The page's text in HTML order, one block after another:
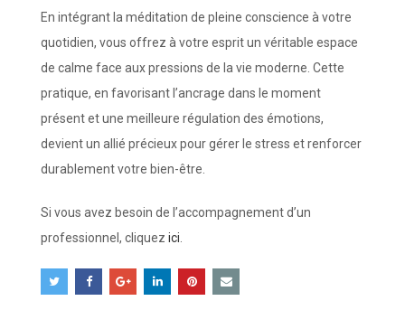
En intégrant la méditation de pleine conscience à votre
quotidien, vous offrez à votre esprit un véritable espace
de calme face aux pressions de la vie moderne. Cette
pratique, en favorisant l’ancrage dans le moment
présent et une meilleure régulation des émotions,
devient un allié précieux pour gérer le stress et renforcer
durablement votre bien-être.
Si vous avez besoin de l’accompagnement d’un
professionnel, cliquez ici